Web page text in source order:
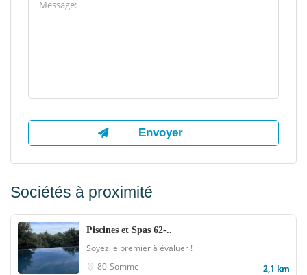
Sociétés à proximité
Piscines et Spas 62-..
Soyez le premier à évaluer !
80-Somme
2,1 km